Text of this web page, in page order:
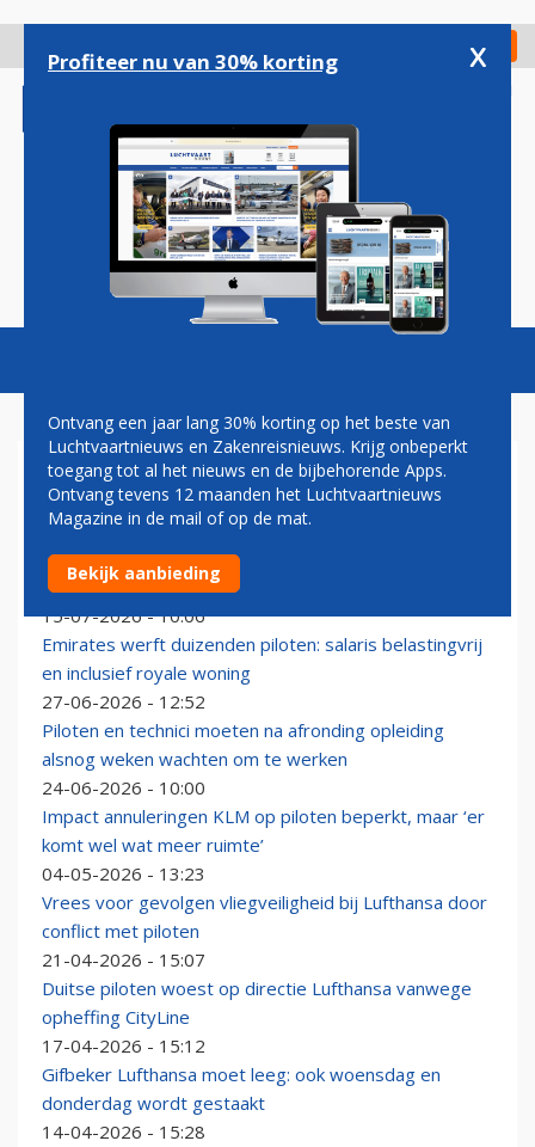
gaan
Check in
Magazine Podcasts Vacatures
PILOTEN
KLM-piloot naar Texas om vliegers op te leiden voor
gevechtsvliegtuigen
15-07-2026 - 10:06
Emirates werft duizenden piloten: salaris belastingvrij
en inclusief royale woning
27-06-2026 - 12:52
Piloten en technici moeten na afronding opleiding
alsnog weken wachten om te werken
24-06-2026 - 10:00
Impact annuleringen KLM op piloten beperkt, maar ‘er
komt wel wat meer ruimte’
04-05-2026 - 13:23
Vrees voor gevolgen vliegveiligheid bij Lufthansa door
conflict met piloten
21-04-2026 - 15:07
Duitse piloten woest op directie Lufthansa vanwege
opheffing CityLine
17-04-2026 - 15:12
Gifbeker Lufthansa moet leeg: ook woensdag en
donderdag wordt gestaakt
14-04-2026 - 15:28
Profiteer nu van 30% korting x
Ontvang een jaar lang 30% korting op het beste van
Luchtvaartnieuws en Zakenreisnieuws. Krijg onbeperkt
toegang tot al het nieuws en de bijbehorende Apps.
Ontvang tevens 12 maanden het Luchtvaartnieuws
Magazine in de mail of op de mat.
Bekijk aanbieding